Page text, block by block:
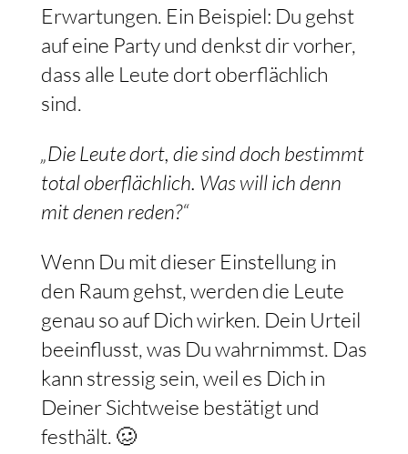
Erwartungen. Ein Beispiel: Du gehst
auf eine Party und denkst dir vorher,
dass alle Leute dort oberflächlich
sind.
„Die Leute dort, die sind doch bestimmt
total oberflächlich. Was will ich denn
mit denen reden?“
Wenn Du mit dieser Einstellung in
den Raum gehst, werden die Leute
genau so auf Dich wirken. Dein Urteil
beeinflusst, was Du wahrnimmst. Das
kann stressig sein, weil es Dich in
Deiner Sichtweise bestätigt und
festhält. 🥴